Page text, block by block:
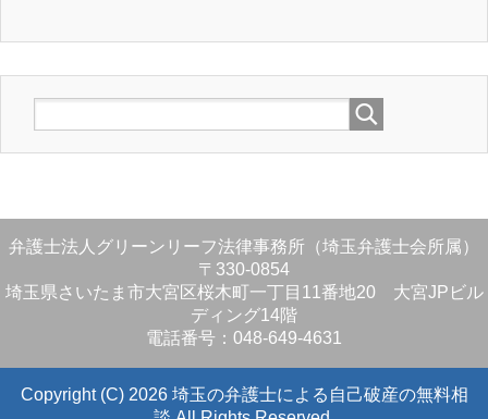
弁護士法人グリーンリーフ法律事務所（埼玉弁護士会所属）
〒330-0854
埼玉県さいたま市大宮区桜木町一丁目11番地20 大宮JPビル
ディング14階
電話番号：048-649-4631
Copyright (C) 2026 埼玉の弁護士による自己破産の無料相